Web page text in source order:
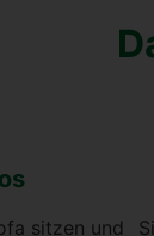
sit­zen und